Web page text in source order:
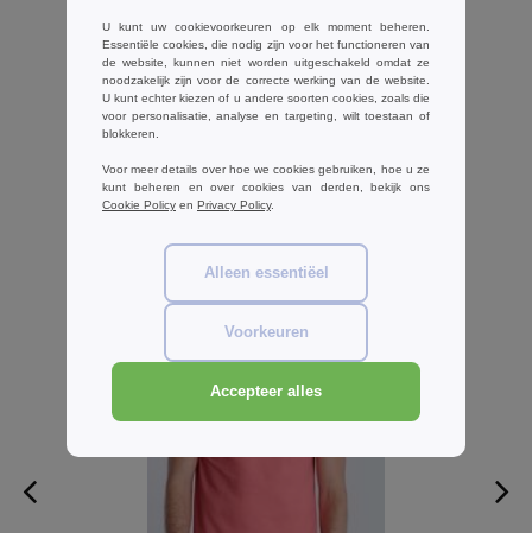
€2.10
+ 1 KLEUR
ONZE BESTSELLERS
U kunt uw cookievoorkeuren op elk moment beheren.
Essentiële cookies, die nodig zijn voor het functioneren van
de website, kunnen niet worden uitgeschakeld omdat ze
noodzakelijk zijn voor de correcte werking van de website.
U kunt echter kiezen of u andere soorten cookies, zoals die
voor personalisatie, analyse en targeting, wilt toestaan of
blokkeren.
Voor meer details over hoe we cookies gebruiken, hoe u ze
kunt beheren en over cookies van derden, bekijk ons
Cookie Policy en Privacy Policy.
Alleen essentiëel
Voorkeuren
Accepteer alles